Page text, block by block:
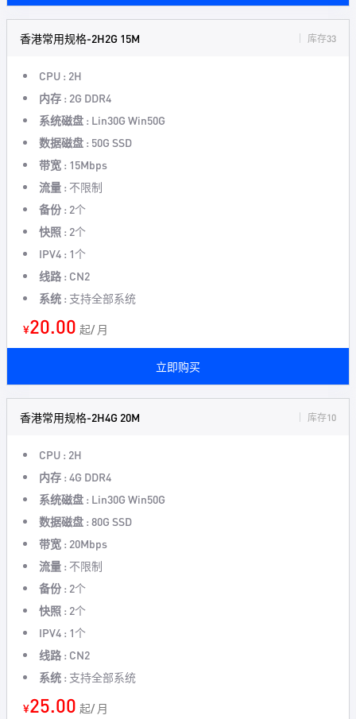
香港常用规格-2H2G 15M 库存33
CPU : 2H
内存 : 2G DDR4
系统磁盘 : Lin30G Win50G
数据磁盘 : 50G SSD
带宽 : 15Mbps
流量 : 不限制
备份 : 2个
快照 : 2个
IPV4 : 1个
线路 : CN2
系统 : 支持全部系统
¥20.00 起/ 月
立即购买
香港常用规格-2H4G 20M 库存10
CPU : 2H
内存 : 4G DDR4
系统磁盘 : Lin30G Win50G
数据磁盘 : 80G SSD
带宽 : 20Mbps
流量 : 不限制
备份 : 2个
快照 : 2个
IPV4 : 1个
线路 : CN2
系统 : 支持全部系统
¥25.00 起/ 月